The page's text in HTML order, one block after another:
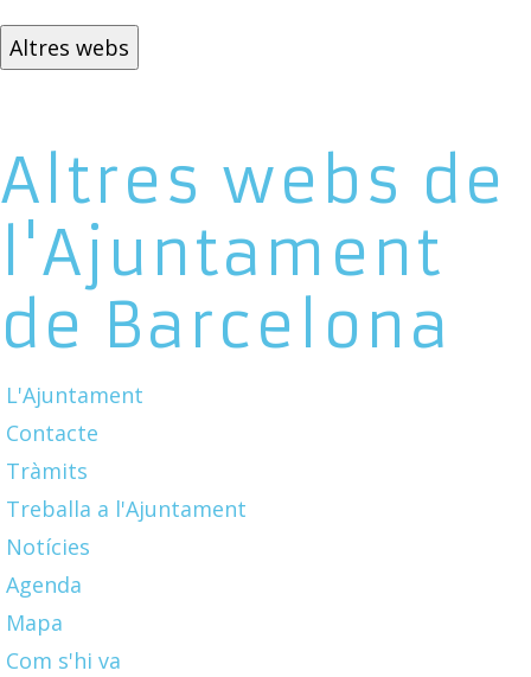
Altres webs
Altres webs de
l'Ajuntament
de Barcelona
L'Ajuntament
Contacte
Tràmits
Treballa a l'Ajuntament
Notícies
Agenda
Mapa
Com s'hi va